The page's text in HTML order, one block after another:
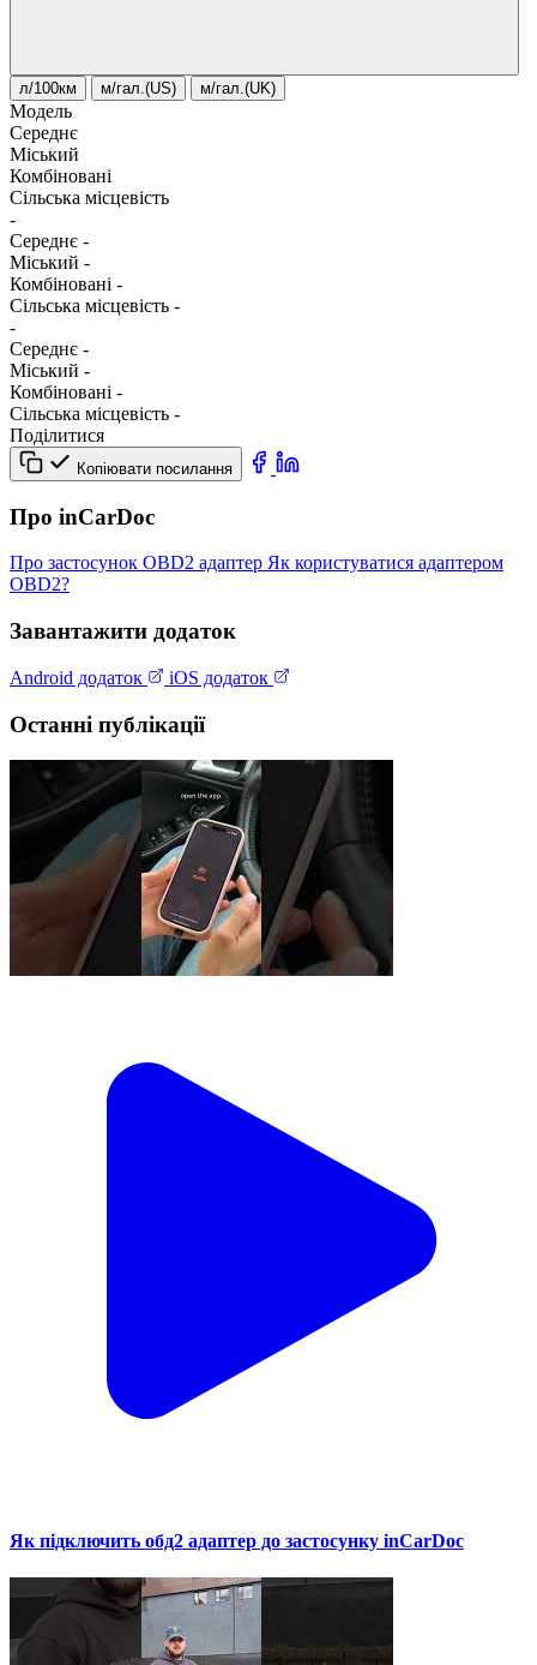
л/100км м/гал.(US) м/гал.(UK)
Модель
Середнє
Міський
Комбіновані
Сільська місцевість
-
Середнє -
Міський -
Комбіновані -
Сільська місцевість -
-
Середнє -
Міський -
Комбіновані -
Сільська місцевість -
Поділитися
Копіювати посилання
Про inCarDoc
Про застосунок OBD2 адаптер Як користуватися адаптером
OBD2?
Завантажити додаток
Android додаток iOS додаток
Останні публікації
Як підключить обд2 адаптер до застосунку inCarDoc